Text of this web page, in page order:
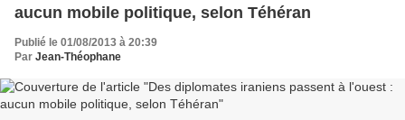
aucun mobile politique, selon Téhéran
Publié le 01/08/2013 à 20:39
Par Jean-Théophane